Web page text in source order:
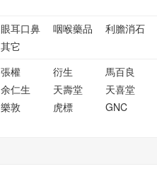
眼耳口鼻 咽喉藥品 利膽消石
其它
張權 衍生 馬百良
余仁生 天壽堂 天喜堂
樂敦 虎標 GNC